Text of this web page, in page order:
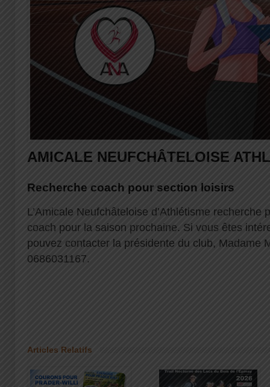
AMICALE NEUFCHÂTELOISE
Recherche coach pour section loisirs
L’Amicale Neufchâteloise d’Athlétisme recherche
coach pour la saison prochaine. Si vous êtes
pouvez contacter la présidente du club, Madame
0686031167.
Articles Relatifs